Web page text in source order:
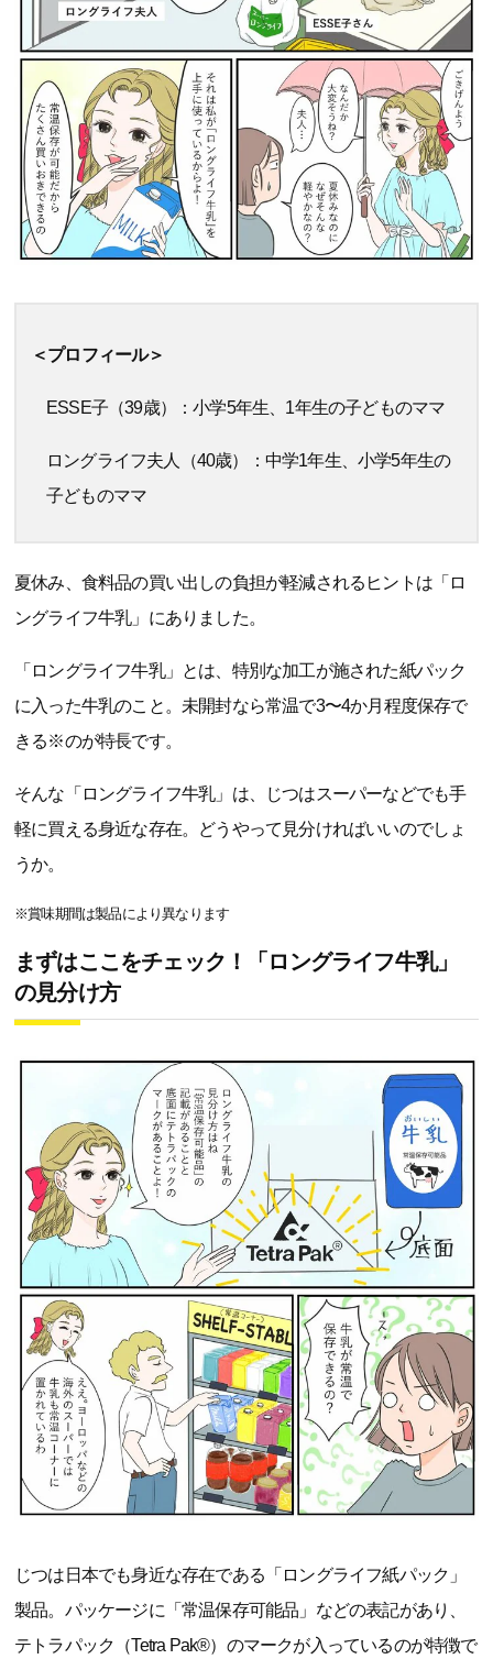
＜プロフィール＞
ESSE子（39歳）：小学5年生、1年生の子どものママ
ロングライフ夫人（40歳）：中学1年生、小学5年生の
子どものママ
夏休み、食料品の買い出しの負担が軽減されるヒントは「ロ
ングライフ牛乳」にありました。
「ロングライフ牛乳」とは、特別な加工が施された紙パック
に入った牛乳のこと。未開封なら常温で3〜4か月程度保存で
きる※のが特長です。
そんな「ロングライフ牛乳」は、じつはスーパーなどでも手
軽に買える身近な存在。どうやって見分ければいいのでしょ
うか。
※賞味期間は製品により異なります
まずはここをチェック！「ロングライフ牛乳」
の見分け方
じつは日本でも身近な存在である「ロングライフ紙パック」
製品。パッケージに「常温保存可能品」などの表記があり、
テトラパック（Tetra Pak®）のマークが入っているのが特徴で